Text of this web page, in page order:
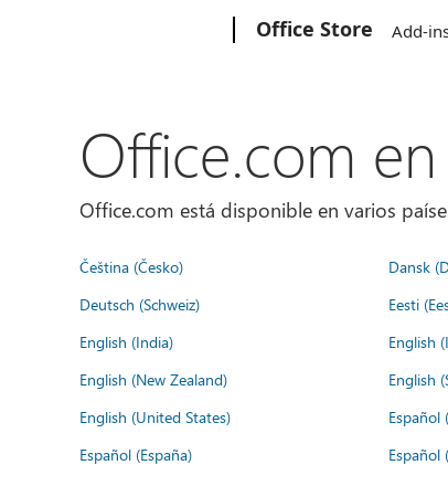
Office Store Add-
Office.com
Office.com está disponible en varios
Čeština (Česko) Dansk
Deutsch (Schweiz)
Eesti
English (India)
English
English (New Zealand)
English
English (United States)
Español
Español (España)
Español